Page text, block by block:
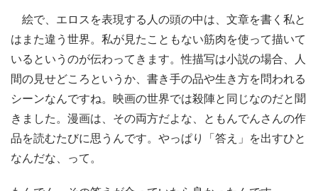
絵で、エロスを表現する人の頭の中は、文章を書く私と
はまた違う世界。私が見たこともない筋肉を使って描いて
いるというのが伝わってきます。性描写は小説の場合、人
間の見せどころというか、書き手の品や生き方を問われる
シーンなんですね。映画の世界では殺陣と同じなのだと聞
きました。漫画は、その両方だよな、ともんでんさんの作
品を読むたびに思うんです。やっぱり「答え」を出すひと
なんだな、って。